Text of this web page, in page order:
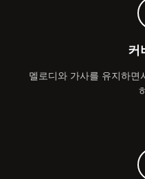
커
멜로디와 가사를 유지하